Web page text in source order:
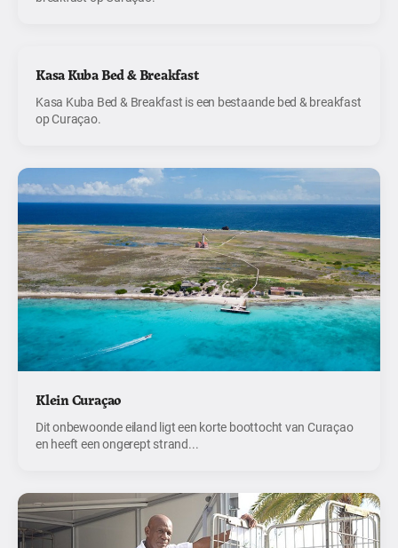
Kasa Kuba Bed & Breakfast
Kasa Kuba Bed & Breakfast is een bestaande bed & breakfast
op Curaçao.
Klein Curaçao
Dit onbewoonde eiland ligt een korte boottocht van Curaçao
en heeft een ongerept strand...